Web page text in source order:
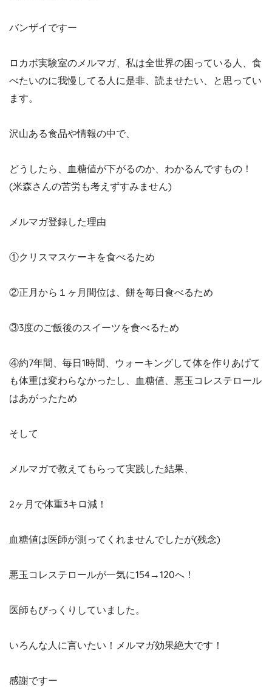
バンザイですー
ロカボ実験室のメルマガ、私は全世界の困っている人、食
べたいのに我慢してる人に是非、読ませたい、と思ってい
ます。
沢山ある食品や情報の中で、
どうしたら、血糖値が下がるのか、わかるんですもの！
(米森さんの苦労も考えずすみません)
メルマガ登録した理由
①クリスマスケーキを食べるため
②正月から１ヶ月間位は、餅を毎日食べるため
③3度のご飯後のスイーツを食べるため
④約7年間、毎日1時間、ウォーキングして体を作りあげて
も体重は変わらなかったし、血糖値、悪玉コレステロール
はあがったため
そして
メルマガで教えてもらって実践した結果、
2ヶ月で体重3キロ減！
血糖値は医師が測ってくれませんでしたが(残念)
悪玉コレステロールが一気に154→120へ！
医師もびっくりしていました。
いろんな人に言いたい！メルマガ効果絶大です！
感謝ですー